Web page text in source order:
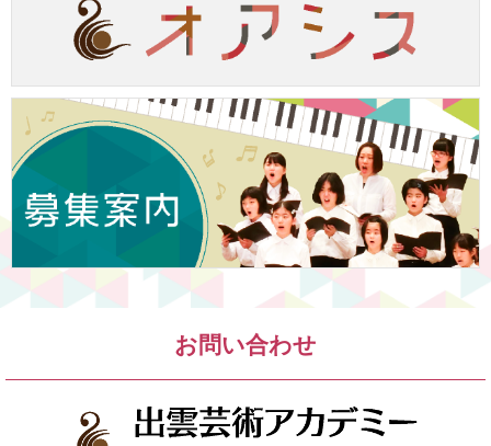
お問い合わせ